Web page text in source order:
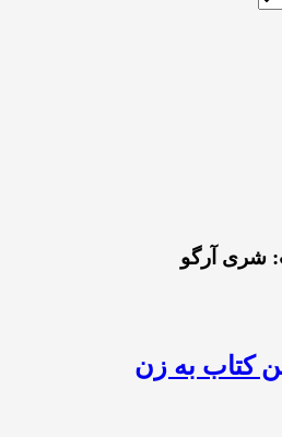
شری آرگو
کتاب به زن‌